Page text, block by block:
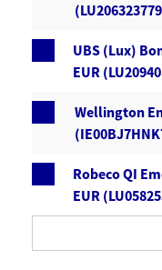
UBS (Lux)
EUR
Wellington
Robeco QI
EUR